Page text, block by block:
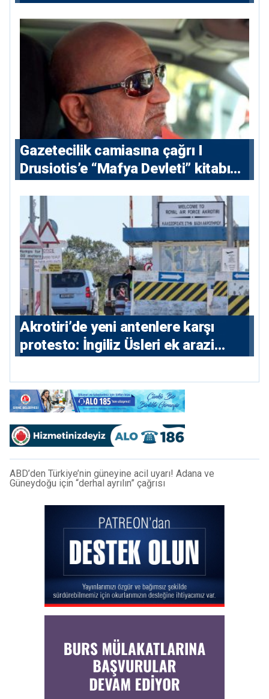
Gazetecilik camiasına çağrı I
⁠Drusiotis’e “Mafya Devleti” kitabı
⁠Akrotiri’de yeni antenlere karşı
protesto: İngiliz Üsleri ek arazi
ABD’den Türkiye’nin güneyine acil uyarı! Adana ve
Güneydoğu için “derhal ayrılın” çağrısı